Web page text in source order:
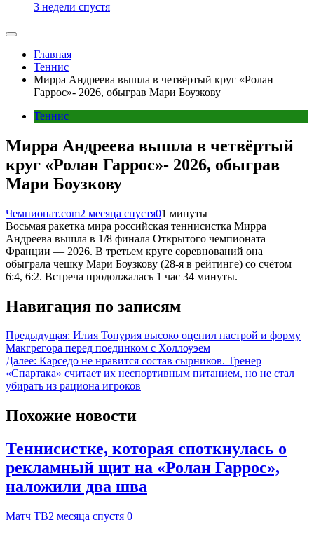
3 недели спустя
Главная
Теннис
Мирра Андреева вышла в четвёртый круг «Ролан
Гаррос»- 2026, обыграв Мари Боузкову
Теннис
Мирра Андреева вышла в четвёртый
круг «Ролан Гаррос»- 2026, обыграв
Мари Боузкову
Чемпионат.com2 месяца спустя01 минуты
Восьмая ракетка мира российская теннисистка Мирра
Андреева вышла в 1/8 финала Открытого чемпионата
Франции — 2026. В третьем круге соревнований она
обыграла чешку Мари Боузкову (28-я в рейтинге) со счётом
6:4, 6:2. Встреча продолжалась 1 час 34 минуты.
Навигация по записям
Предыдущая: Илия Топурия высоко оценил настрой и форму
Макгрегора перед поединком с Холлоуэем
Далее: Карседо не нравится состав сырников. Тренер
«Спартака» считает их неспортивным питанием, но не стал
убирать из рациона игроков
Похожие новости
Теннисистке, которая споткнулась о
рекламный щит на «Ролан Гаррос»,
наложили два шва
Матч ТВ2 месяца спустя 0